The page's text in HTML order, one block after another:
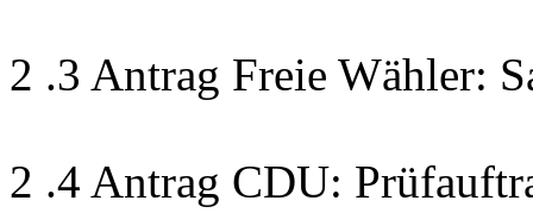
2 .3 Antrag Freie Wähler:
2 .4 Antrag CDU: